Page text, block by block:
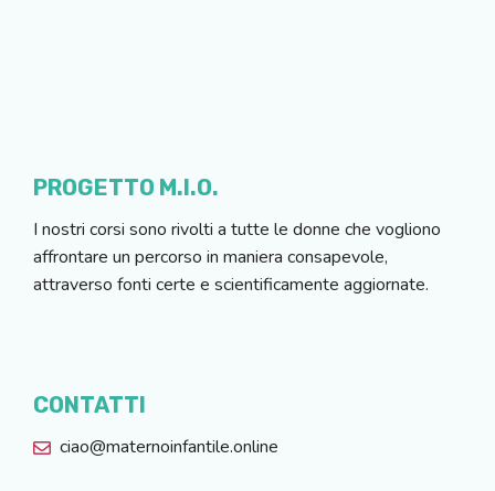
PROGETTO M.I.O.
I nostri corsi sono rivolti a tutte le donne che vogliono
affrontare un percorso in maniera consapevole,
attraverso fonti certe e scientificamente aggiornate.
CONTATTI
ciao@maternoinfantile.online